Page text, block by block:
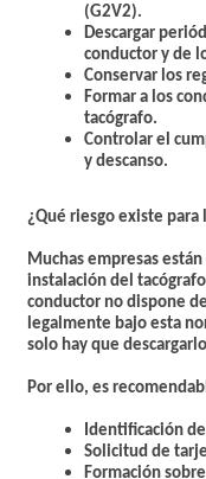
(G2V2).
Descargar
conductor y de
Conservar los
Formar a los
tacógrafo.
Controlar el
y descanso.
¿Qué riesgo existe para
Muchas empresas
instalación del
conductor no dispone
legalmente bajo esta
solo hay que
Por ello, es
Identificación
Solicitud de
Formación